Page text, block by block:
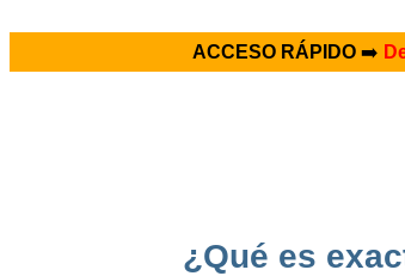
ACCESO RÁPIDO➡️
¿Qué es